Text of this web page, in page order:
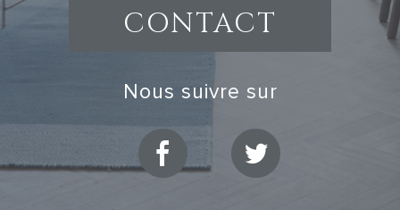
CONTACT
nous suivre sur